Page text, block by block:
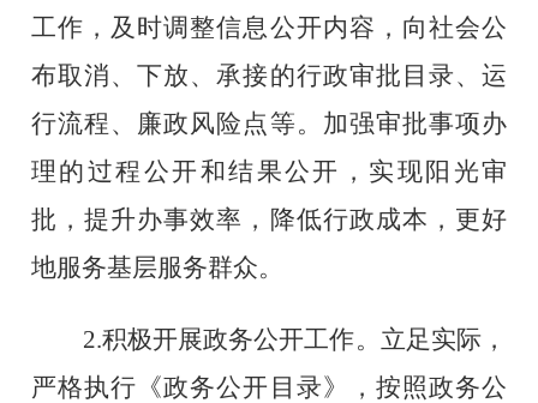
工作，及时调整信息公开内容，向社会公
布取消、下放、承接的行政审批目录、运
行流程、廉政风险点等。加强审批事项办
理的过程公开和结果公开，实现阳光审
批，提升办事效率，降低行政成本，更好
地服务基层服务群众。
2.积极开展政务公开工作。立足实际，
严格执行《政务公开目录》，按照政务公